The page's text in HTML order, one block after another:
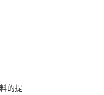
的提